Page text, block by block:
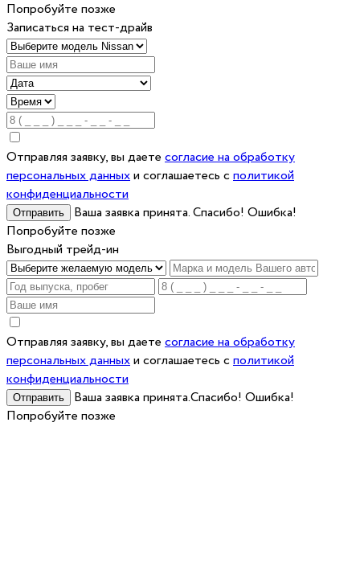
Попробуйте позже
Записаться на тест-драйв
Отправляя заявку, вы даете согласие на обработку
персональных данныхи соглашаетесь cполитикой
конфиденциальности
Ваша заявка принята. Спасибо! Ошибка!
Попробуйте позже
Выгодный трейд-ин
Отправляя заявку, вы даете согласие на обработку
персональных данныхи соглашаетесь cполитикой
конфиденциальности
Ваша заявка принята.Спасибо! Ошибка!
Попробуйте позже